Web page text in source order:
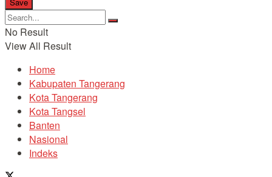
No Result
View All Result
Home
Kabupaten Tangerang
Kota Tangerang
Kota Tangsel
Banten
Nasional
Indeks